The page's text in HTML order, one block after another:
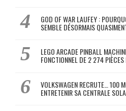
GOD OF WAR LAUFEY :
SEMBLE DÉSORMAIS
LEGO ARCADE PINBALL
FONCTIONNEL DE 2 274 PIÈCES
VOLKSWAGEN RECRUTE… 100
ENTRETENIR SA CENTRALE